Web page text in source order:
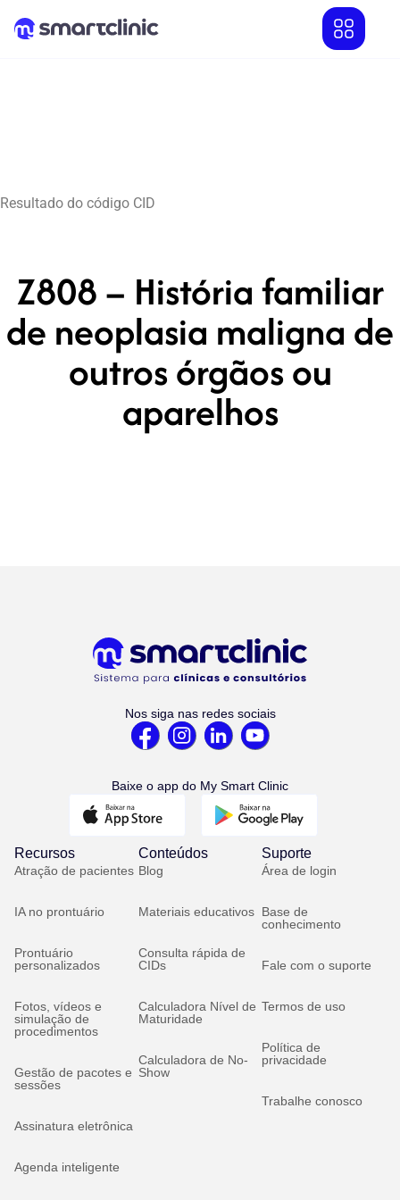
Resultado do código CID
Z808 – História familiar
de neoplasia maligna de
outros órgãos ou
aparelhos
Nos siga nas redes sociais
Baixe o app do My Smart Clinic
Recursos
Atração de pacientes
IA no prontuário
Prontuário
personalizados
Fotos, vídeos e
simulação de
procedimentos
Gestão de pacotes e
sessões
Assinatura eletrônica
Agenda inteligente
Conteúdos
Blog
Materiais educativos
Consulta rápida de
CIDs
Calculadora Nível de
Maturidade
Calculadora de No-
Show
Suporte
Área de login
Base de
conhecimento
Fale com o suporte
Termos de uso
Política de
privacidade
Trabalhe conosco